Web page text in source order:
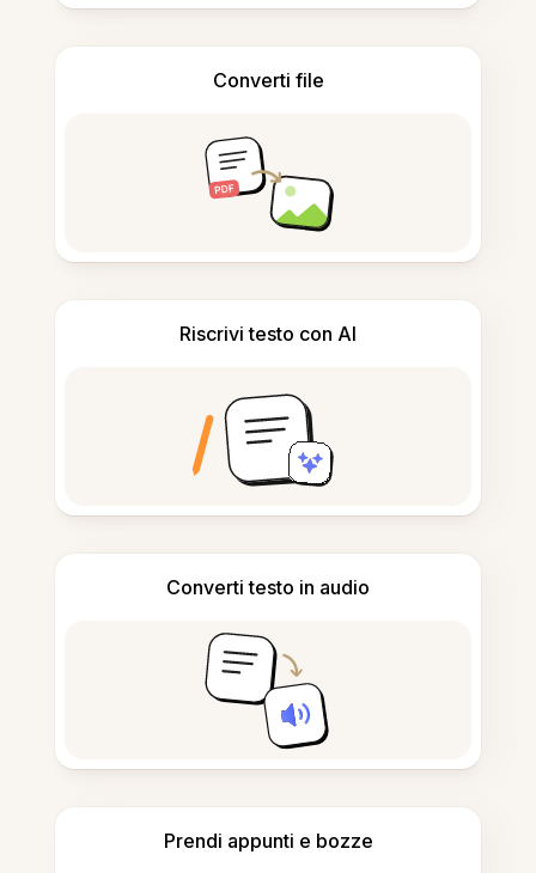
Converti file
Riscrivi testo con AI
Converti testo in audio
Prendi appunti e bozze